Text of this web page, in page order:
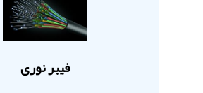
فیبر نوری